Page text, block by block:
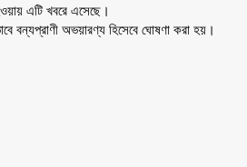
এটি খবরে এসেছে।
বন্যপ্রাণী অভয়ারণ্য হিসেবে ঘোষণা করা হয়।